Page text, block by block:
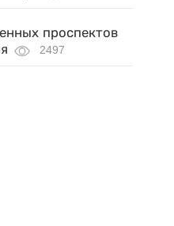
проспектов
2497